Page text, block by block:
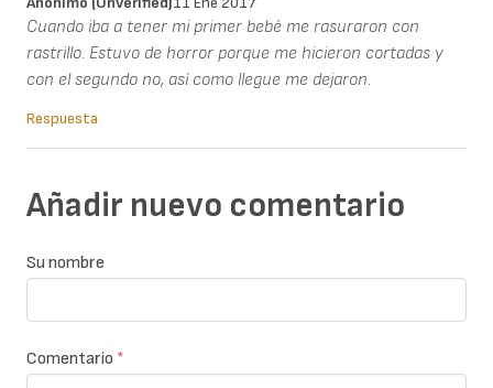
Cuando iba a tener mi primer bebé me rasuraron con
rastrillo. Estuvo de horror porque me hicieron cortadas y
con el segundo no, así como llegue me dejaron.
Respuesta
Añadir nuevo comentario
Su nombre
Comentario *